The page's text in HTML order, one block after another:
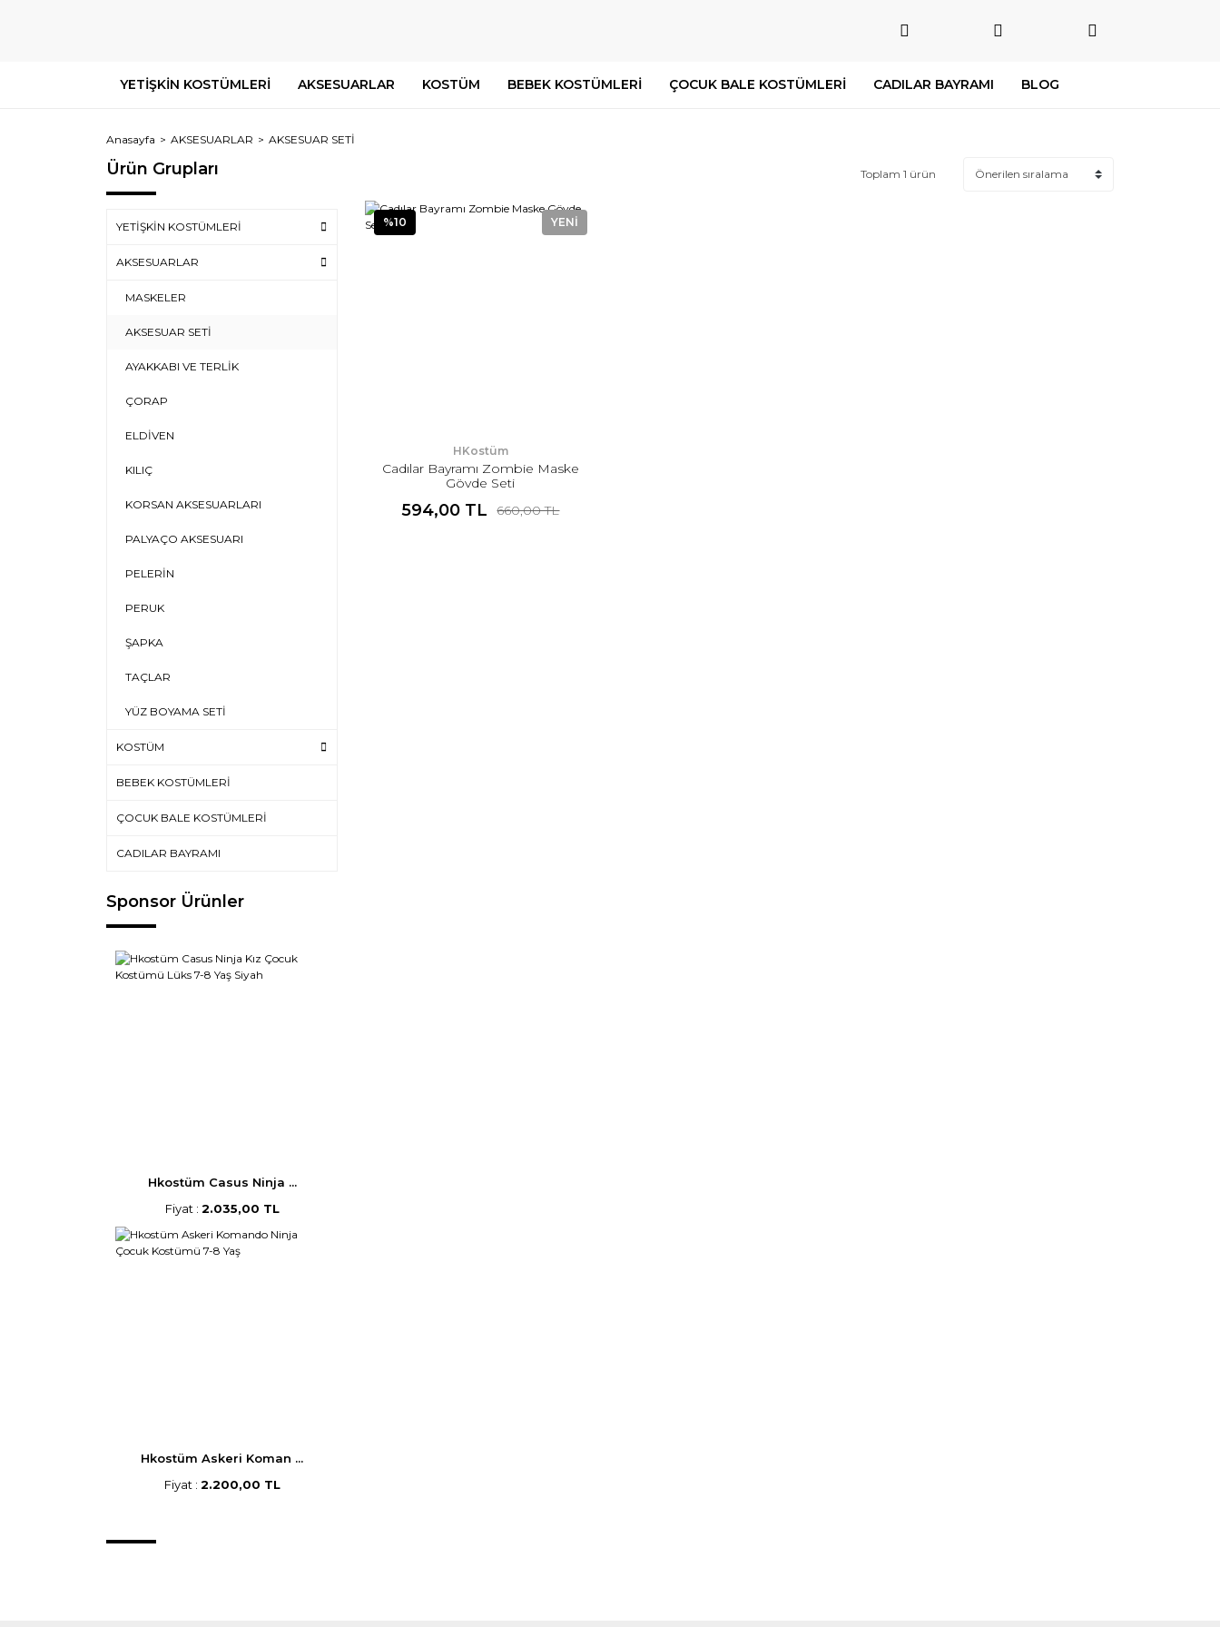
YETİŞKİN KOSTÜMLERİ AKSESUARLAR KOSTÜM BEBEK KOSTÜMLERİ ÇOCUK BALE KOSTÜMLERİ CADILAR BAYRAMI BLOG
Anasayfa AKSESUARLAR AKSESUAR SETİ
Ürün Grupları
YETİŞKİN KOSTÜMLERİ
AKSESUARLAR
MASKELER
AKSESUAR SETİ
AYAKKABI VE TERLİK
ÇORAP
ELDİVEN
KILIÇ
KORSAN AKSESUARLARI
PALYAÇO AKSESUARI
PELERİN
PERUK
ŞAPKA
TAÇLAR
YÜZ BOYAMA SETİ
KOSTÜM
BEBEK KOSTÜMLERİ
ÇOCUK BALE KOSTÜMLERİ
CADILAR BAYRAMI
Sponsor Ürünler
Hkostüm Casus Ninja ...
Fiyat : 2.035,00 TL
Hkostüm Askeri Koman ...
Fiyat : 2.200,00 TL
Toplam 1 ürün
%10 YENİ
HKostüm
Cadılar Bayramı Zombie Maske
Gövde Seti
594,00 TL 660,00 TL